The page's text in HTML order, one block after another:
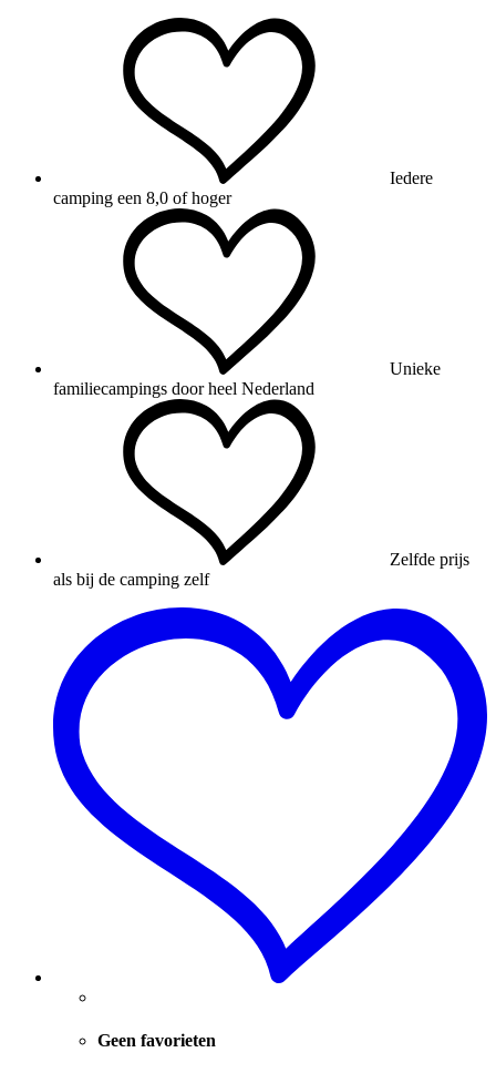
Iedere
camping een 8,0 of hoger
Unieke
familiecampings door heel Nederland
Zelfde prijs
als bij de camping zelf
Geen favorieten